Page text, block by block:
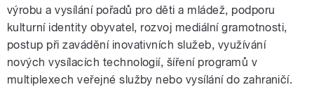
výrobu a vysílání pořadů pro děti a mládež, podporu
kulturní identity obyvatel, rozvoj mediální gramotnosti,
postup při zavádění inovativních služeb, využívání
nových vysílacích technologií, šíření programů v
multiplexech veřejné služby nebo vysílání do zahraničí.